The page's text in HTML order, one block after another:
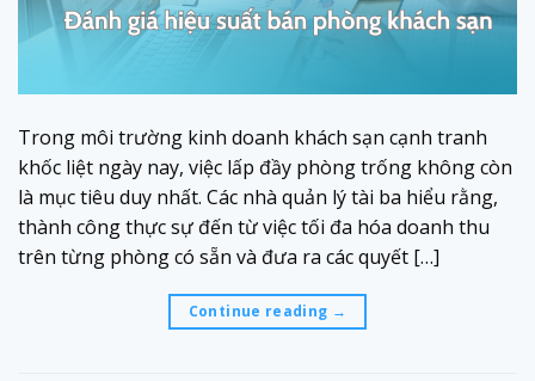
Trong môi trường kinh doanh khách sạn cạnh tranh
khốc liệt ngày nay, việc lấp đầy phòng trống không còn
là mục tiêu duy nhất. Các nhà quản lý tài ba hiểu rằng,
thành công thực sự đến từ việc tối đa hóa doanh thu
trên từng phòng có sẵn và đưa ra các quyết […]
Continue reading →